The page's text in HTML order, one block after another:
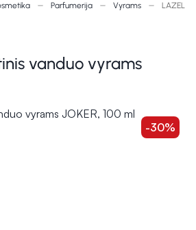
Parfumerija Vyrams LAZELL
vanduo vyrams
-30%